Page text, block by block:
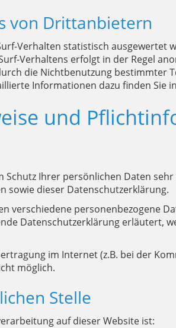
von Drittanbietern
Verhalten statistisch
Verhaltens erfolgt in der Regel
die Nichtbenutzung
Informationen dazu finden Sie
und
Schutz Ihrer persönlichen Daten
sowie dieser Datenschutzerklärung.
verschiedene personenbezogene
Datenschutzerklärung erläutert,
im Internet (z.B. bei der
möglich.
Stelle
auf dieser Website ist: